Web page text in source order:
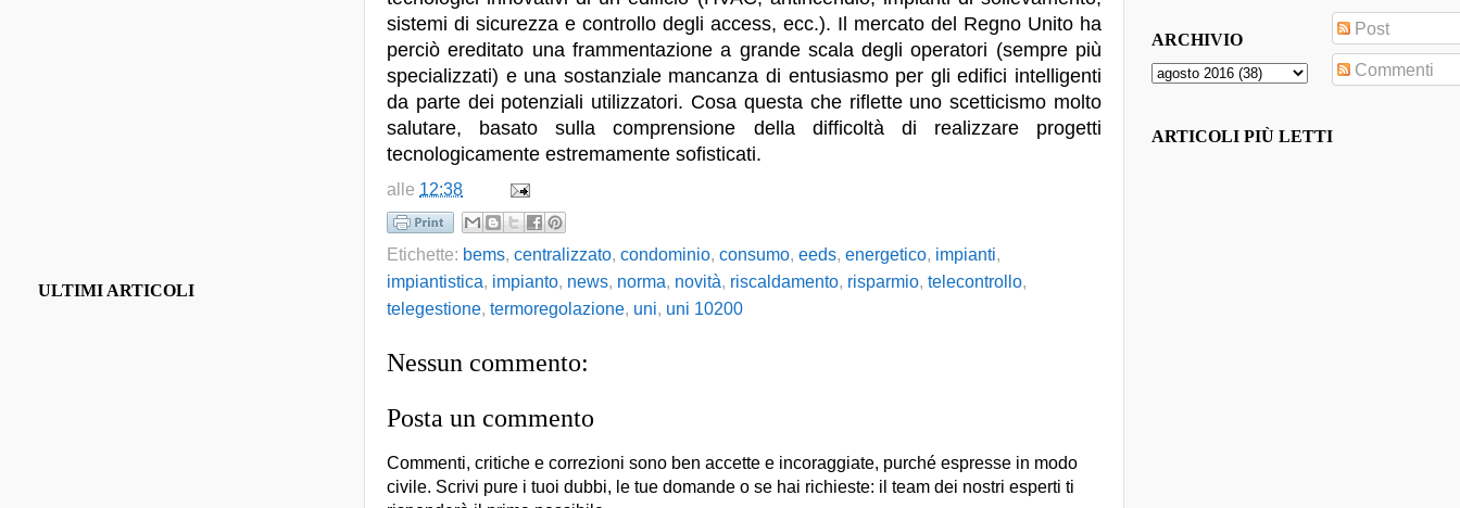
sistemi di sicurezza e controllo degli access, ecc.). Il mercato del Regno Unito ha
perciò ereditato una frammentazione a grande scala degli operatori (sempre più
specializzati) e una sostanziale mancanza di entusiasmo per gli edifici intelligenti
da parte dei potenziali utilizzatori. Cosa questa che riflette uno scetticismo molto
salutare, basato sulla comprensione della difficoltà di realizzare progetti
tecnologicamente estremamente sofisticati.
alle 12:38
Etichette: bems, centralizzato, condominio, consumo, eeds, energetico, impianti,
impiantistica, impianto, news, norma, novità, riscaldamento, risparmio, telecontrollo,
telegestione, termoregolazione, uni, uni 10200
Nessun commento:
Posta un commento
Commenti, critiche e correzioni sono ben accette e incoraggiate, purché espresse in modo
civile. Scrivi pure i tuoi dubbi, le tue domande o se hai richieste: il team dei nostri esperti ti
ULTIMI ARTICOLI
ARCHIVIO
Post
Commenti
ARTICOLI PIÙ LETTI